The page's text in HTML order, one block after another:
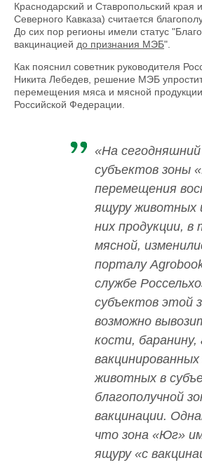
Краснодарский и Ставропольский края
Северного Кавказа) считается
До сих пор регионы имели статус
вакцинацией до признания МЭБ".
Как пояснил советник руководителя
Никита Лебедев, решение МЭБ
перемещения мяса и мясной
Российской Федерации.
«На сегодняшний
субъектов зоны
перемещения
ящуру животных
них продукции, в
мясной,
порталу
службе
субъектов этой
возможно
кости,
животных в
благополучной
вакцинации.
что зона «Юг»
ящуру «с